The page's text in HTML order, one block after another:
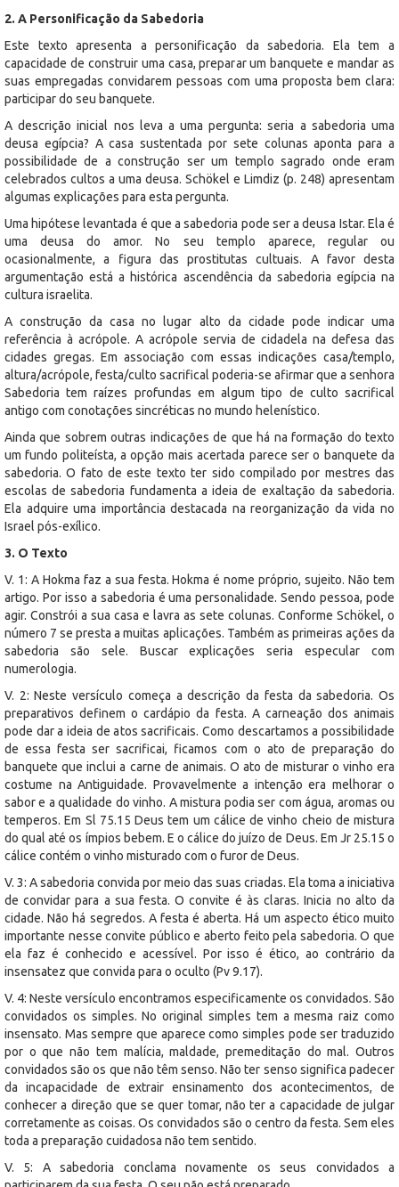
2. A Personificação da Sabedoria
Este texto apresenta a personificação da sabedoria. Ela tem a
capacidade de construir uma casa, preparar um banquete e mandar as
suas empregadas convidarem pessoas com uma proposta bem clara:
participar do seu banquete.
A descrição inicial nos leva a uma pergunta: seria a sabedoria uma
deusa egípcia? A casa sustentada por sete colunas aponta para a
possibilidade de a construção ser um templo sagrado onde eram
celebrados cultos a uma deusa. Schökel e Limdiz (p. 248) apresentam
algumas explicações para esta pergunta.
Uma hipótese levantada é que a sabedoria pode ser a deusa Istar. Ela é
uma deusa do amor. No seu templo aparece, regular ou
ocasionalmente, a figura das prostitutas cultuais. A favor desta
argumentação está a histórica ascendência da sabedoria egípcia na
cultura israelita.
A construção da casa no lugar alto da cidade pode indicar uma
referência à acrópole. A acrópole servia de cidadela na defesa das
cidades gregas. Em associação com essas indicações casa/templo,
altura/acrópole, festa/culto sacrifical poderia-se afirmar que a senhora
Sabedoria tem raízes profundas em algum tipo de culto sacrifical
antigo com conotações sincréticas no mundo helenístico.
Ainda que sobrem outras indicações de que há na formação do texto
um fundo politeísta, a opção mais acertada parece ser o banquete da
sabedoria. O fato de este texto ter sido compilado por mestres das
escolas de sabedoria fundamenta a ideia de exaltação da sabedoria.
Ela adquire uma importância destacada na reorganização da vida no
Israel pós-exílico.
3. O Texto
V. 1: A Hokma faz a sua festa. Hokma é nome próprio, sujeito. Não tem
artigo. Por isso a sabedoria é uma personalidade. Sendo pessoa, pode
agir. Constrói a sua casa e lavra as sete colunas. Conforme Schökel, o
número 7 se presta a muitas aplicações. Também as primeiras ações da
sabedoria são sele. Buscar explicações seria especular com
numerologia.
V. 2: Neste versículo começa a descrição da festa da sabedoria. Os
preparativos definem o cardápio da festa. A carneação dos animais
pode dar a ideia de atos sacrificais. Como descartamos a possibilidade
de essa festa ser sacrificai, ficamos com o ato de preparação do
banquete que inclui a carne de animais. O ato de misturar o vinho era
costume na Antiguidade. Provavelmente a intenção era melhorar o
sabor e a qualidade do vinho. A mistura podia ser com água, aromas ou
temperos. Em Sl 75.15 Deus tem um cálice de vinho cheio de mistura
do qual até os ímpios bebem. E o cálice do juízo de Deus. Em Jr 25.15 o
cálice contém o vinho misturado com o furor de Deus.
V. 3: A sabedoria convida por meio das suas criadas. Ela toma a iniciativa
de convidar para a sua festa. O convite é às claras. Inicia no alto da
cidade. Não há segredos. A festa é aberta. Há um aspecto ético muito
importante nesse convite público e aberto feito pela sabedoria. O que
ela faz é conhecido e acessível. Por isso é ético, ao contrário da
insensatez que convida para o oculto (Pv 9.17).
V. 4: Neste versículo encontramos especificamente os convidados. São
convidados os simples. No original simples tem a mesma raiz como
insensato. Mas sempre que aparece como simples pode ser traduzido
por o que não tem malícia, maldade, premeditação do mal. Outros
convidados são os que não têm senso. Não ter senso significa padecer
da incapacidade de extrair ensinamento dos acontecimentos, de
conhecer a direção que se quer tomar, não ter a capacidade de julgar
corretamente as coisas. Os convidados são o centro da festa. Sem eles
toda a preparação cuidadosa não tem sentido.
V. 5: A sabedoria conclama novamente os seus convidados a